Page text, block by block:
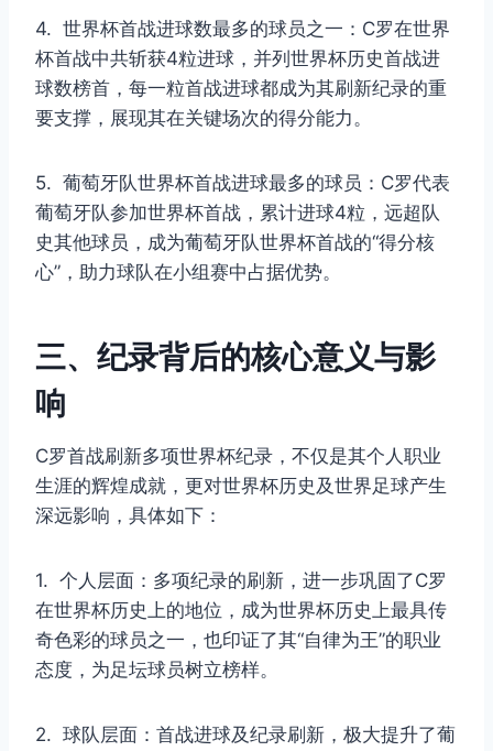
4. 世界杯首战进球数最多的球员之一：C罗在世界
杯首战中共斩获4粒进球，并列世界杯历史首战进
球数榜首，每一粒首战进球都成为其刷新纪录的重
要支撑，展现其在关键场次的得分能力。
5. 葡萄牙队世界杯首战进球最多的球员：C罗代表
葡萄牙队参加世界杯首战，累计进球4粒，远超队
史其他球员，成为葡萄牙队世界杯首战的“得分核
心”，助力球队在小组赛中占据优势。
三、纪录背后的核心意义与影
响
C罗首战刷新多项世界杯纪录，不仅是其个人职业
生涯的辉煌成就，更对世界杯历史及世界足球产生
深远影响，具体如下：
1. 个人层面：多项纪录的刷新，进一步巩固了C罗
在世界杯历史上的地位，成为世界杯历史上最具传
奇色彩的球员之一，也印证了其“自律为王”的职业
态度，为足坛球员树立榜样。
2. 球队层面：首战进球及纪录刷新，极大提升了葡